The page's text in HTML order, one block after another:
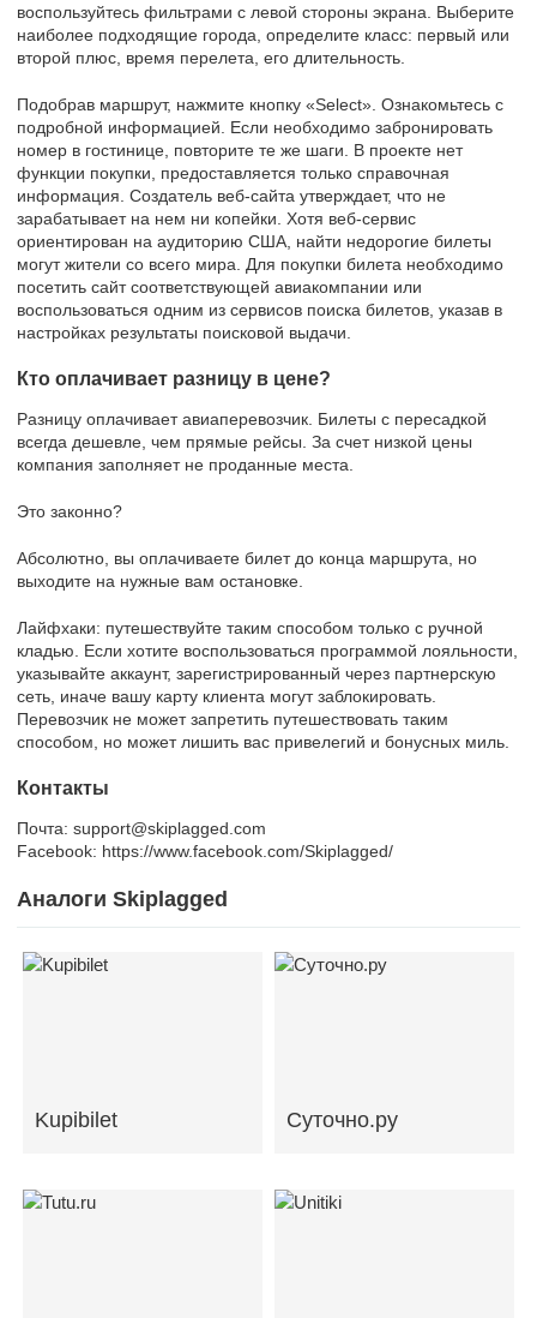
воспользуйтесь фильтрами с левой стороны экрана. Выберите
наиболее подходящие города, определите класс: первый или
второй плюс, время перелета, его длительность.
Подобрав маршрут, нажмите кнопку «Select». Ознакомьтесь с
подробной информацией. Если необходимо забронировать
номер в гостинице, повторите те же шаги. В проекте нет
функции покупки, предоставляется только справочная
информация. Создатель веб-сайта утверждает, что не
зарабатывает на нем ни копейки. Хотя веб-сервис
ориентирован на аудиторию США, найти недорогие билеты
могут жители со всего мира. Для покупки билета необходимо
посетить сайт соответствующей авиакомпании или
воспользоваться одним из сервисов поиска билетов, указав в
настройках результаты поисковой выдачи.
Кто оплачивает разницу в цене?
Разницу оплачивает авиаперевозчик. Билеты с пересадкой
всегда дешевле, чем прямые рейсы. За счет низкой цены
компания заполняет не проданные места.
Это законно?
Абсолютно, вы оплачиваете билет до конца маршрута, но
выходите на нужные вам остановке.
Лайфхаки: путешествуйте таким способом только с ручной
кладью. Если хотите воспользоваться программой лояльности,
указывайте аккаунт, зарегистрированный через партнерскую
сеть, иначе вашу карту клиента могут заблокировать.
Перевозчик не может запретить путешествовать таким
способом, но может лишить вас привелегий и бонусных миль.
Контакты
Почта: support@skiplagged.com
Facebook: https://www.facebook.com/Skiplagged/
Аналоги Skiplagged
Kupibilet Суточно.ру